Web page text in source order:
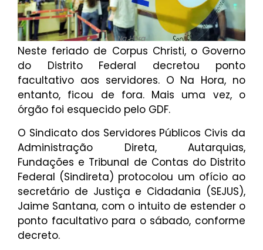
Na Hora
Neste feriado de Corpus Christi, o Governo
do Distrito Federal decretou ponto
facultativo aos servidores. O Na Hora, no
entanto, ficou de fora. Mais uma vez, o
órgão foi esquecido pelo GDF.
O Sindicato dos Servidores Públicos Civis da
Administração Direta, Autarquias,
Fundações e Tribunal de Contas do Distrito
Federal (Sindireta) protocolou um ofício ao
secretário de Justiça e Cidadania (SEJUS),
Jaime Santana, com o intuito de estender o
ponto facultativo para o sábado, conforme
decreto.